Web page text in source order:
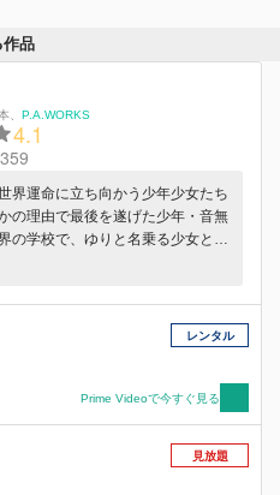
作品
P.A.WORKS
4.1
界運命に立ち向かう少年少女たち
の理由で最後を遂げた少年・音無
の学校で、ゆりと名乗る少女と出
に反逆する「死んだ世界戦線」の
だかるは神の使い・天使。それ
りの少女だった。生前の記憶が無
世界で何が起きているのかも分か
たのだが…。
レンタル
Prime Videoで今すぐ見る
見放題